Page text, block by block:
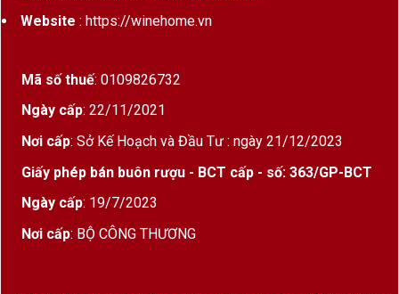
Website : https://winehome.vn
Mã số thuế: 0109826732
Ngày cấp: 22/11/2021
Nơi cấp: Sở Kế Hoạch và Đầu Tư : ngày 21/12/2023
Giấy phép bán buôn rượu - BCT cấp - số: 363/GP-BCT
Ngày cấp: 19/7/2023
Nơi cấp: BỘ CÔNG THƯƠNG